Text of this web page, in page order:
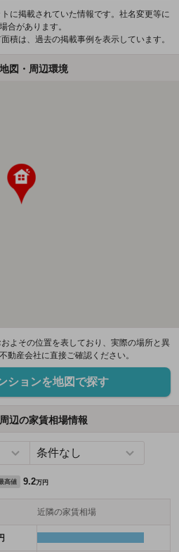
に掲載されていた情報です。社名変更等に
合があります。
積は、過去の掲載事例を表示しています。
図・周辺環境
よその位置を表しており、実際の場所と異
動産会社に直接ご確認ください。
ションを地図で探す
辺の家賃相場情報
高値 9.2万円
近隣の家賃相場